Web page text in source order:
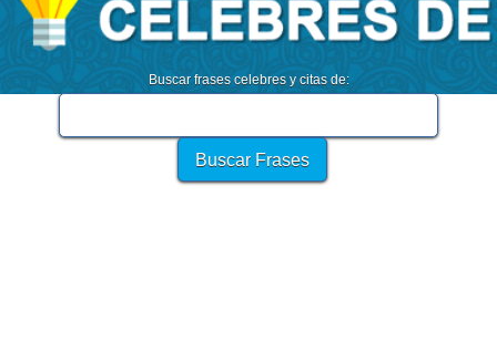
Buscar frases celebres y citas de: